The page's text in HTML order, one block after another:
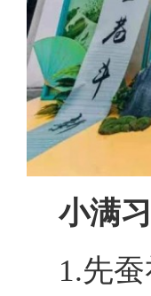
小满
1.先